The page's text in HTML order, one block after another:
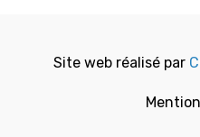
Site web réalisé par